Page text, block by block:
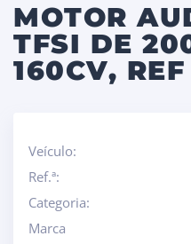
MOTOR
TFSI DE
160CV,
Veículo:
Ref.ª:
Categoria:
Marca